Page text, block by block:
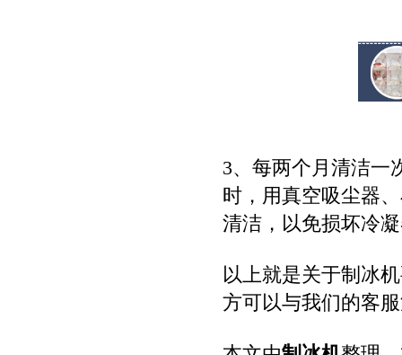
3、每两个月清洁一
时，用真空吸尘器
清洁，以免损坏冷
以上就是关于制冰
方可以与我们的客